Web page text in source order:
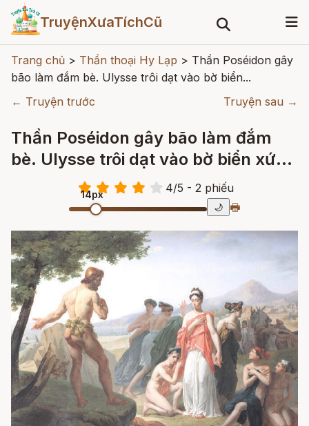
TruyệnXưaTíchCũ
Trang chủ > Thần thoại Hy Lạp > Thần Poséidon gây
bão làm đắm bè. Ulysse trôi dạt vào bờ biển...
← Truyện trước
Truyện sau →
Thần Poséidon gây bão làm đắm
bè. Ulysse trôi dạt vào bờ biển xứ
4/5 - 2phiếu
14px
🌙 🖶